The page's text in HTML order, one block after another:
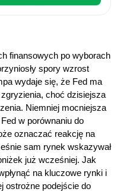
finansowych po wyborach
spory wzrost
wydaje się, że Fed ma
choć dzisiejsza
Niemniej mocniejsza
w porównaniu do
oznaczać reakcję na
sam rynek wskazywał
już wcześniej. Jak
na kluczowe rynki i
ostrożne podejście do